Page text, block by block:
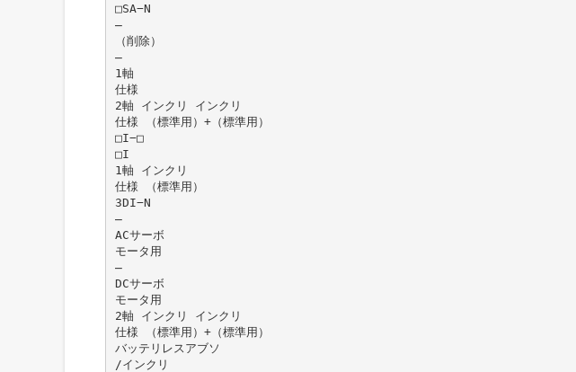
□SA−N
̶
（削除）
̶
1軸
仕様
2軸 インクリ インクリ
仕様 （標準用）+（標準用）
□I−□
□I
1軸 インクリ
仕様 （標準用）
3DI−N
̶
ACサーボ
モータ用
̶
DCサーボ
モータ用
2軸 インクリ インクリ
仕様 （標準用）+（標準用）
バッテリレスアブソ
/インクリ